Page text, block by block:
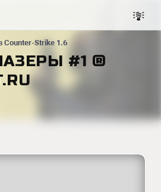
Counter-Strike 1.6
#1 ®